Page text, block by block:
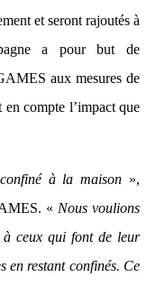
et seront rajoutés à
a pour but de
aux mesures de
compte l’impact que
à la maison »,
« Nous voulions
à ceux qui font de leur
en restant confinés. Ce